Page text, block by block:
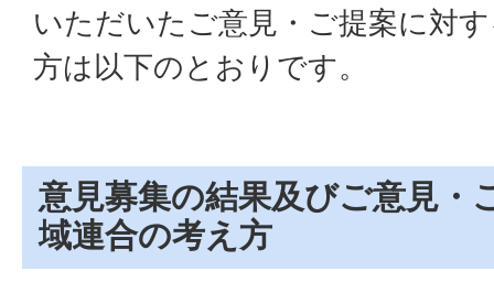
いただいたご意見・ご提案に対
方は以下のとおりです。
意見募集の結果及びご意見・
域連合の考え方